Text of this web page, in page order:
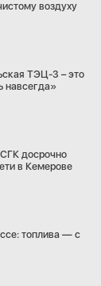
воздуху
ТЭЦ-3 – это
навсегда»
досрочно
в Кемерове
топлива — с